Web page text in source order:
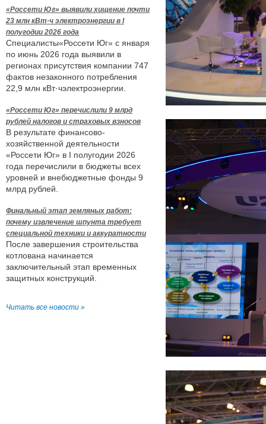
«Россети Юг» выявили хищение почти
23 млн кВт·ч электроэнергии в I
полугодии 2026 года
Специалисты«Россети Юг» с января
по июнь 2026 года выявили в
регионах присутствия компании 747
фактов незаконного потребления
22,9 млн кВт·чэлектроэнергии.
«Россети Юг» перечислили 9 млрд
рублей налогов и страховых взносов
В результате финансово-
хозяйственной деятельности
«Россети Юг» в I полугодии 2026
года перечислили в бюджеты всех
уровней и внебюджетные фонды 9
млрд рублей.
Финальный этап земляных работ:
почему извлечение шпунта требует
специальной техники и аккуратности
После завершения строительства
котлована начинается
заключительный этап временных
защитных конструкций.
Читать все новости »